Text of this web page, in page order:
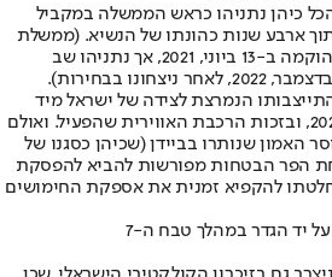
הכל כיהן נתניהו כראש הממשלה במקביל
ארבע שנות כהונתו של הנשיא. (ממשלת
נפתלי בנט ואחריו יאיר לפיד הוקמה ב-13 ביוני, 2021, אך נתניהו שב
הנמרצת לצידה של ישראל מיד
לאחר טבח ה-7 באוקטובר, 2023, ובזכות הרכבת האווירית שהפעיל. ואולם
האמון שנותרו בביידן (שכיהן כסגנו של
הפר הבטחות מפורשות להביא להפסקת
להקפיא זמנית את אספקת החימושים
נקודת תפנית. מחבלי חמאס על יד הגדר במהלך טבח ה-7